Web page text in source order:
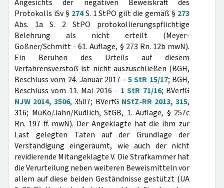
Angesichts der negativen Beweiskraft des
Protokolls iSv § 274S. 1 StPO gilt die gemäß § 273
Abs. 1a S. 2 StPO protokollierungspflichtige
Belehrung als nicht erteilt (Meyer-
Goßner/Schmitt - 61. Auflage, § 273 Rn. 12b mwN).
Ein Beruhen des Urteils auf diesem
Verfahrensverstoß ist nicht auszuschließen (BGH,
Beschluss vom 24. Januar 2017 - 5 StR 15/17; BGH,
Beschluss vom 11. Mai 2016 - 1 StR 71/16; BVerfG
NJW 2014, 3506, 3507; BVerfG NStZ-RR 2013, 315,
316; MüKo/Jahn/Kudlich, StGB, 1. Auflage, § 257c
Rn. 197 ff. mwN). Der Angeklagte hat die ihm zur
Last gelegten Taten auf der Grundlage der
Verständigung eingeräumt, wie auch der nicht
revidierende Mitangeklagte V. Die Strafkammer hat
die Verurteilung neben weiteren Beweismitteln vor
allem auf diese beiden Geständnisse gestützt (UA